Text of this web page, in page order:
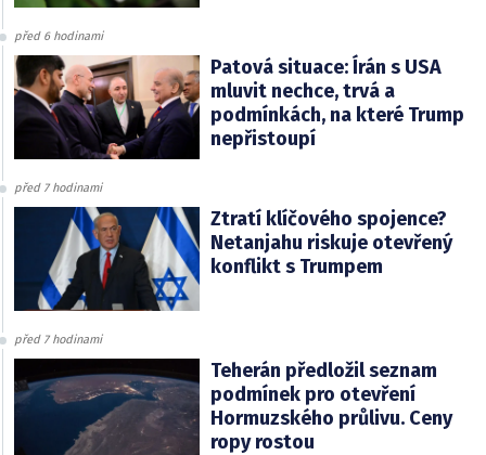
před 6 hodinami
Patová situace: Írán s USA
mluvit nechce, trvá a
podmínkách, na které Trump
nepřistoupí
před 7 hodinami
Ztratí klíčového spojence?
Netanjahu riskuje otevřený
konflikt s Trumpem
před 7 hodinami
Teherán předložil seznam
podmínek pro otevření
Hormuzského průlivu. Ceny
ropy rostou